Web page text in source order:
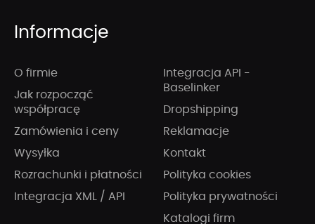
Informacje
O firmie
Jak rozpocząć
współpracę
Zamówienia i ceny
Wysyłka
Rozrachunki i płatności
Integracja XML / API
Integracja API -
Baselinker
Dropshipping
Reklamacje
Kontakt
Polityka cookies
Polityka prywatności
Katalogi firm